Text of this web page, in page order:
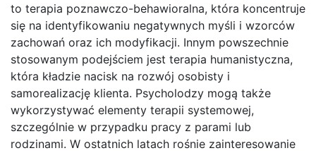
to terapia poznawczo-behawioralna, która koncentruje
się na identyfikowaniu negatywnych myśli i wzorców
zachowań oraz ich modyfikacji. Innym powszechnie
stosowanym podejściem jest terapia humanistyczna,
która kładzie nacisk na rozwój osobisty i
samorealizację klienta. Psycholodzy mogą także
wykorzystywać elementy terapii systemowej,
szczególnie w przypadku pracy z parami lub
rodzinami. W ostatnich latach rośnie zainteresowanie